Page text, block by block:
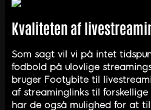
Kvaliteten af
Som sagt vil vi på intet
fodbold på ulovlige
bruger Footybite til
af streaminglinks til
har de også mulighed for at